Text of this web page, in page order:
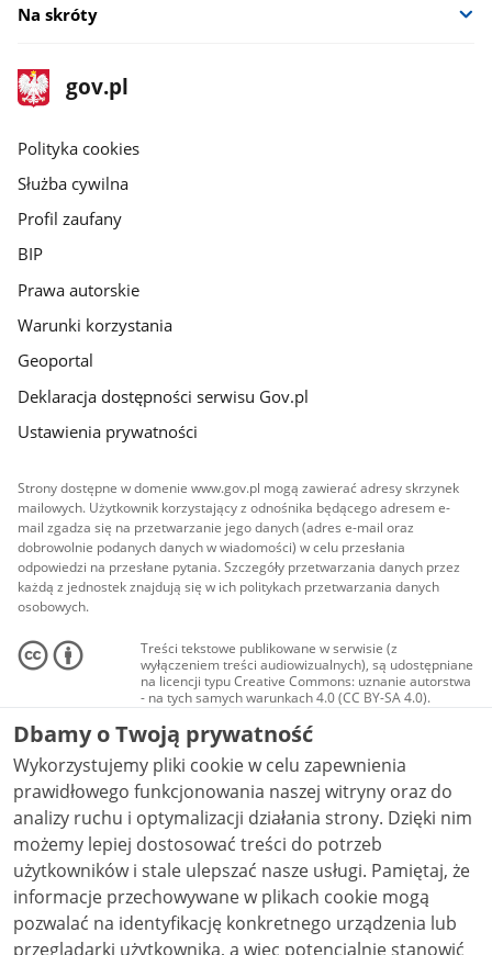
Na skróty
stopka
gov.pl
Strona
gov.pl
gov.pl
Polityka cookies
Służba cywilna
Profil zaufany
BIP
Prawa autorskie
Warunki korzystania
Geoportal
Deklaracja dostępności serwisu Gov.pl
Ustawienia prywatności
Strony dostępne w domenie www.gov.pl mogą zawierać adresy skrzynek
mailowych. Użytkownik korzystający z odnośnika będącego adresem e-
mail zgadza się na przetwarzanie jego danych (adres e-mail oraz
dobrowolnie podanych danych w wiadomości) w celu przesłania
odpowiedzi na przesłane pytania. Szczegóły przetwarzania danych przez
każdą z jednostek znajdują się w ich politykach przetwarzania danych
osobowych.
Treści tekstowe publikowane w serwisie (z
wyłączeniem treści audiowizualnych), są udostępniane
na licencji typu Creative Commons: uznanie autorstwa
- na tych samych warunkach 4.0 (CC BY-SA 4.0).
Materiały audiowizualne, w tym zdjęcia, materiały
audio i wideo, są udostępniane na licencji typu
Creative Commons: uznanie autorstwa użycie
niekomercyjne - bez utworów zależnych 4.0 (CC BY-
NC-ND 4.0), o ile nie jest to stwierdzone inaczej.
Dbamy o Twoją prywatność
Wykorzystujemy pliki cookie w celu zapewnienia
prawidłowego funkcjonowania naszej witryny oraz do
analizy ruchu i optymalizacji działania strony. Dzięki nim
możemy lepiej dostosować treści do potrzeb
użytkowników i stale ulepszać nasze usługi. Pamiętaj, że
informacje przechowywane w plikach cookie mogą
pozwalać na identyfikację konkretnego urządzenia lub
przeglądarki użytkownika, a więc potencjalnie stanowić